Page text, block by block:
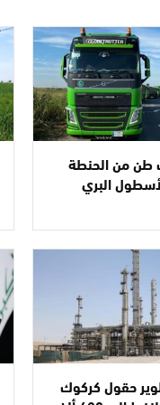
طن من الحنطة
البري
حقول كركوك